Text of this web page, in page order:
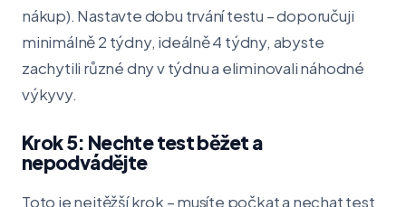
nákup). Nastavte dobu trvání testu – doporučuji
minimálně 2 týdny, ideálně 4 týdny, abyste
zachytili různé dny v týdnu a eliminovali náhodné
výkyvy.
Krok 5: Nechte test běžet a
nepodvádějte
Toto je nejtěžší krok – musíte počkat a nechat test